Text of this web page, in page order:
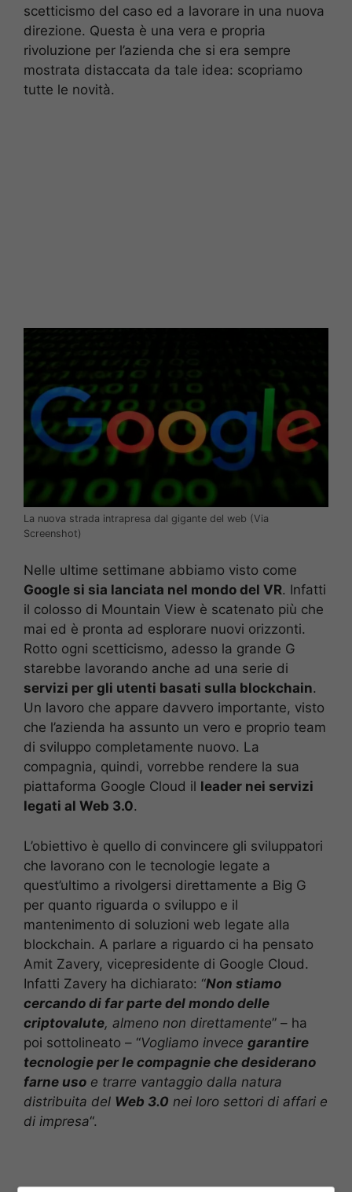
scetticismo del caso ed a lavorare in una nuova
direzione. Questa è una vera e propria
rivoluzione per l’azienda che si era sempre
mostrata distaccata da tale idea: scopriamo
tutte le novità.
La nuova strada intrapresa dal gigante del web (Via
Screenshot)
Nelle ultime settimane abbiamo visto come
Google si sia lanciata nel mondo del VR. Infatti
il colosso di Mountain View è scatenato più che
mai ed è pronta ad esplorare nuovi orizzonti.
Rotto ogni scetticismo, adesso la grande G
starebbe lavorando anche ad una serie di
servizi per gli utenti basati sulla blockchain.
Un lavoro che appare davvero importante, visto
che l’azienda ha assunto un vero e proprio team
di sviluppo completamente nuovo. La
compagnia, quindi, vorrebbe rendere la sua
piattaforma Google Cloud il leader nei servizi
legati al Web 3.0.
L’obiettivo è quello di convincere gli sviluppatori
che lavorano con le tecnologie legate a
quest’ultimo a rivolgersi direttamente a Big G
per quanto riguarda o sviluppo e il
mantenimento di soluzioni web legate alla
blockchain. A parlare a riguardo ci ha pensato
Amit Zavery, vicepresidente di Google Cloud.
Infatti Zavery ha dichiarato: “Non stiamo
cercando di far parte del mondo delle
criptovalute, almeno non direttamente” – ha
poi sottolineato – “Vogliamo invece garantire
tecnologie per le compagnie che desiderano
farne uso e trarre vantaggio dalla natura
distribuita del Web 3.0 nei loro settori di affari e
di impresa“.